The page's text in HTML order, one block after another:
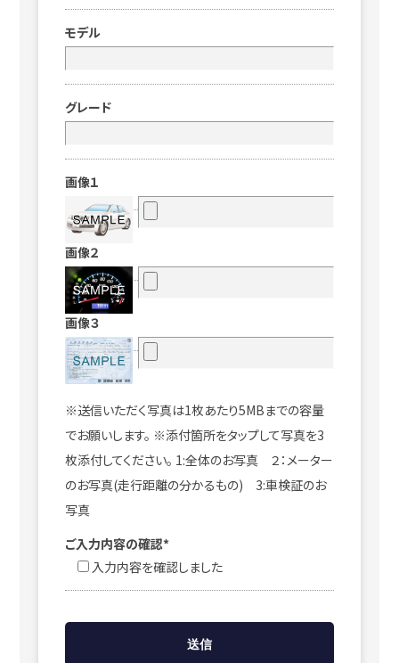
モデル
グレード
画像１
画像２
画像３
※送信いただく写真は1枚あたり5MBまでの容量
でお願いします。 ※添付箇所をタップして写真を3
枚添付してください。 1:全体のお写真 ２：メーター
のお写真(走行距離の分かるもの) 3:車検証のお
写真
ご入力内容の確認*
入力内容を確認しました